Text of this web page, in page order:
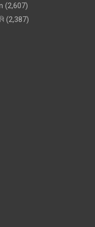
(2,607)
(2,387)